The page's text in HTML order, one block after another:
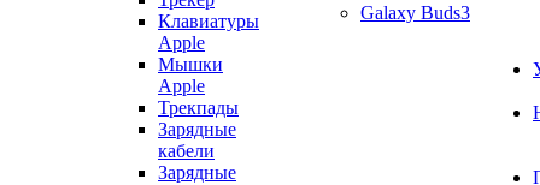
Клавиатуры
Apple
Мышки
Apple
Трекпады
Зарядные
кабели
Зарядные
Galaxy Buds3